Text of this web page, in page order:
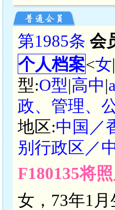
第1985条 会
个人档案<女|
型:O型|高中|
政、管理、
地区:中国／
别行政区／
F180135将
女，73年1